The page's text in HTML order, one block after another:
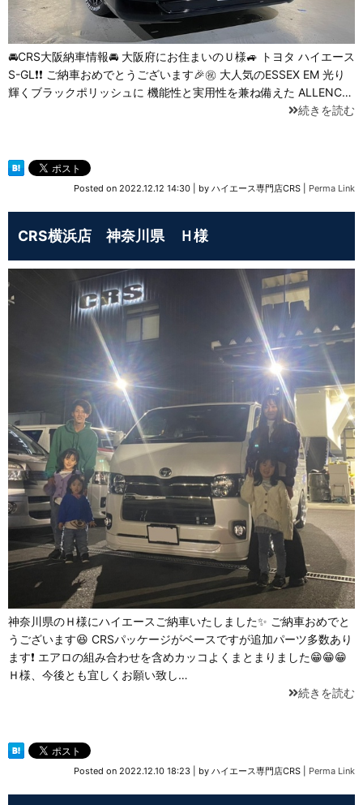
🚘CRS大阪納車情報🚘 大阪府にお住まいのＵ様🚙 トヨタ ハイエース
S-GL❗❗ ご納車おめでとうございます🎉㊗️ 大人気のESSEX EM 光り
輝くブラックポリッシュに 機能性と実用性を兼ね備えた ALLENC…
続きを読む
Posted on 2022.12.12 14:30 by ハイエース専門店CRS Perma Link
CRS横浜店 神奈川県 Ｈ様
神奈川県のＨ様にハイエースご納車いたしました✨ ご納車おめでと
うございます😆 CRSパッケージがベースですが追加パーツ多数あり
ます❗ エアロの組み合わせを含めカッコよくまとまりました😁😁😁
Ｈ様、今後とも宜しくお願い致し…
続きを読む
Posted on 2022.12.10 18:23 by ハイエース専門店CRS Perma Link